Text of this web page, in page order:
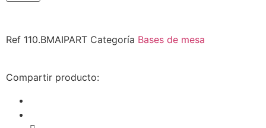
Ref 110.BMAIPART Categoría Bases de mesa
Compartir producto: